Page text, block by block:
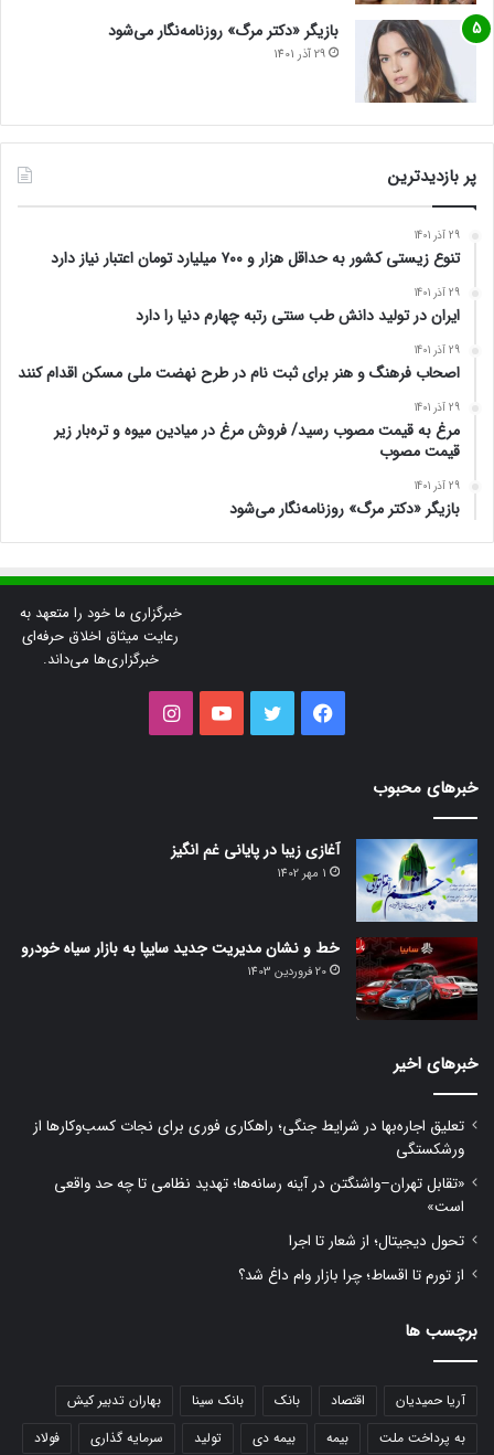
بازیگر «دکتر مرگ» روزنامه‌نگار می‌شود
29 آذر 1401
پر بازدیدترین
29 آذر 1401
تنوع زیستی کشور به حداقل هزار و ۷۰۰ میلیارد تومان اعتبار نیاز دارد
29 آذر 1401
ایران در تولید دانش طب سنتی رتبه چهارم دنیا را دارد
29 آذر 1401
اصحاب فرهنگ و هنر برای ثبت نام در طرح نهضت ملی مسکن اقدام کنند
29 آذر 1401
مرغ به قیمت مصوب رسید/ فروش مرغ در میادین میوه و تره‌بار زیر
قیمت مصوب
29 آذر 1401
بازیگر «دکتر مرگ» روزنامه‌نگار می‌شود
خبرگزاری ما خود را متعهد به
رعایت میثاق اخلاق حرفه‌ای
خبرگزاری‌ها می‌داند.
فیس
توییتر یوتیوب
خبرهای محبوب
آغازی زیبا در پایانی غم انگیز
1 مهر 1402
خط و نشان مدیریت جدید سایپا به بازار سیاه خودرو
20 فروردین 1403
خبرهای اخیر
تعلیق اجاره‌بها در شرایط جنگی؛ راهکاری فوری برای نجات کسب‌وکارها از
ورشکستگی
«تقابل تهران–واشنگتن در آینه رسانه‌ها؛ تهدید نظامی تا چه حد واقعی
است»
تحول دیجیتال؛ از شعار تا اجرا
از تورم تا اقساط؛ چرا بازار وام داغ شد؟
برچسب ها
آریا حمیدیان اقتصاد بانک بانک سینا
بهاران تدبیر کیش
به پرداخت ملت
بیمه بیمه دی تولید سرمایه گذاری
فولاد